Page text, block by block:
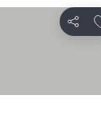
Teilen